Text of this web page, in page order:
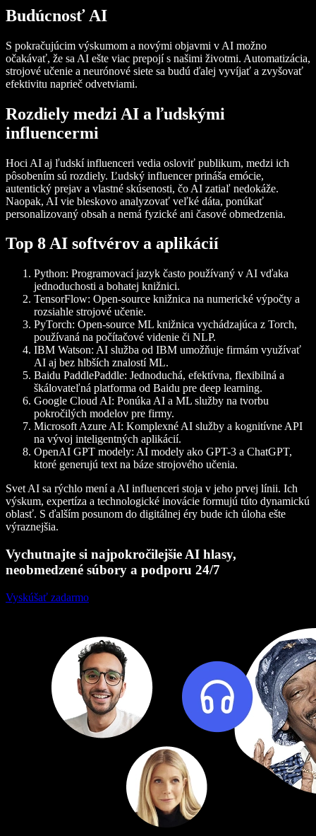
Budúcnosť AI
S pokračujúcim výskumom a novými objavmi v AI možno
očakávať, že sa AI ešte viac prepojí s našimi životmi. Automatizácia,
strojové učenie a neurónové siete sa budú ďalej vyvíjať a zvyšovať
efektivitu naprieč odvetviami.
Rozdiely medzi AI a ľudskými
influencermi
Hoci AI aj ľudskí influenceri vedia osloviť publikum, medzi ich
pôsobením sú rozdiely. Ľudský influencer prináša emócie,
autentický prejav a vlastné skúsenosti, čo AI zatiaľ nedokáže.
Naopak, AI vie bleskovo analyzovať veľké dáta, ponúkať
personalizovaný obsah a nemá fyzické ani časové obmedzenia.
Top 8 AI softvérov a aplikácií
Python: Programovací jazyk často používaný v AI vďaka
jednoduchosti a bohatej knižnici.
TensorFlow: Open-source knižnica na numerické výpočty a
rozsiahle strojové učenie.
PyTorch: Open-source ML knižnica vychádzajúca z Torch,
používaná na počítačové videnie či NLP.
IBM Watson: AI služba od IBM umožňuje firmám využívať
AI aj bez hlbších znalostí ML.
Baidu PaddlePaddle: Jednoduchá, efektívna, flexibilná a
škálovateľná platforma od Baidu pre deep learning.
Google Cloud AI: Ponúka AI a ML služby na tvorbu
pokročilých modelov pre firmy.
Microsoft Azure AI: Komplexné AI služby a kognitívne API
na vývoj inteligentných aplikácií.
OpenAI GPT modely: AI modely ako GPT-3 a ChatGPT,
ktoré generujú text na báze strojového učenia.
Svet AI sa rýchlo mení a AI influenceri stoja v jeho prvej línii. Ich
výskum, expertíza a technologické inovácie formujú túto dynamickú
oblasť. S ďalším posunom do digitálnej éry bude ich úloha ešte
výraznejšia.
Vychutnajte si najpokročilejšie AI hlasy,
neobmedzené súbory a podporu 24/7
Vyskúšať zadarmo